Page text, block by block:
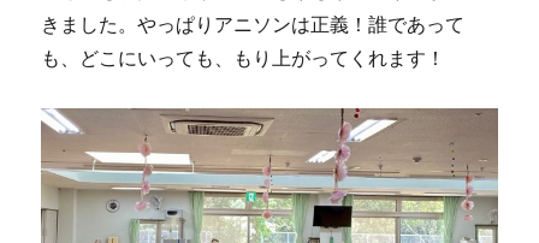
きました。やっぱりアニソンは正義！誰であって
も、どこにいっても、もり上がってくれます！